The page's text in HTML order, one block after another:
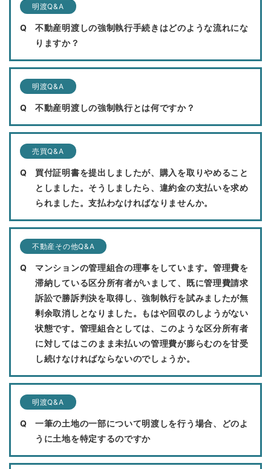
明渡Q&A
不動産明渡しの強制執行手続きはどのような流れにな
りますか？
明渡Q&A
不動産明渡しの強制執行とは何ですか？
売買Q&A
買付証明書を提出しましたが、購入を取りやめること
としました。そうしましたら、違約金の支払いを求め
られました。支払わなければなりませんか。
不動産その他Q&A
マンションの管理組合の理事をしています。管理費を
滞納している区分所有者がいまして、既に管理費請求
訴訟で勝訴判決を取得し、強制執行を試みましたが無
剰余取消しとなりました。もはや回収のしようがない
状態です。管理組合としては、このような区分所有者
に対してはこのまま未払いの管理費が膨らむのを甘受
し続けなければならないのでしょうか。
明渡Q&A
一筆の土地の一部について明渡しを行う場合、どのよ
うに土地を特定するのですか